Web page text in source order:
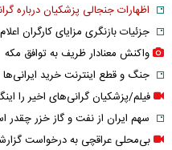
اظهارات جنجالی پزشکیان درباره
جزئیات بازنگری مزایای کارگران
واکنش معنادار ظریف به توافق مکه
جنگ و قطع اینترنت خرید ایرانی‌ها
فیلم/پزشکیان گرانی‌های اخیر را
سهم ایران از نفت و گاز خزر چقدر
بی‌محلی عراقچی به درخواست